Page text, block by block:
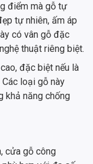
điểm mà gỗ tự
tự nhiên, ấm áp
có vân gỗ đặc
thuật riêng biệt.
đặc biệt nếu là
Các loại gỗ này
khả năng chống
cửa gỗ công